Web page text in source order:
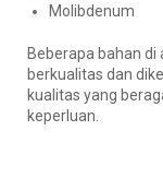
Molibdenum
Beberapa bahan
berkualitas dan
kualitas yang
keperluan.